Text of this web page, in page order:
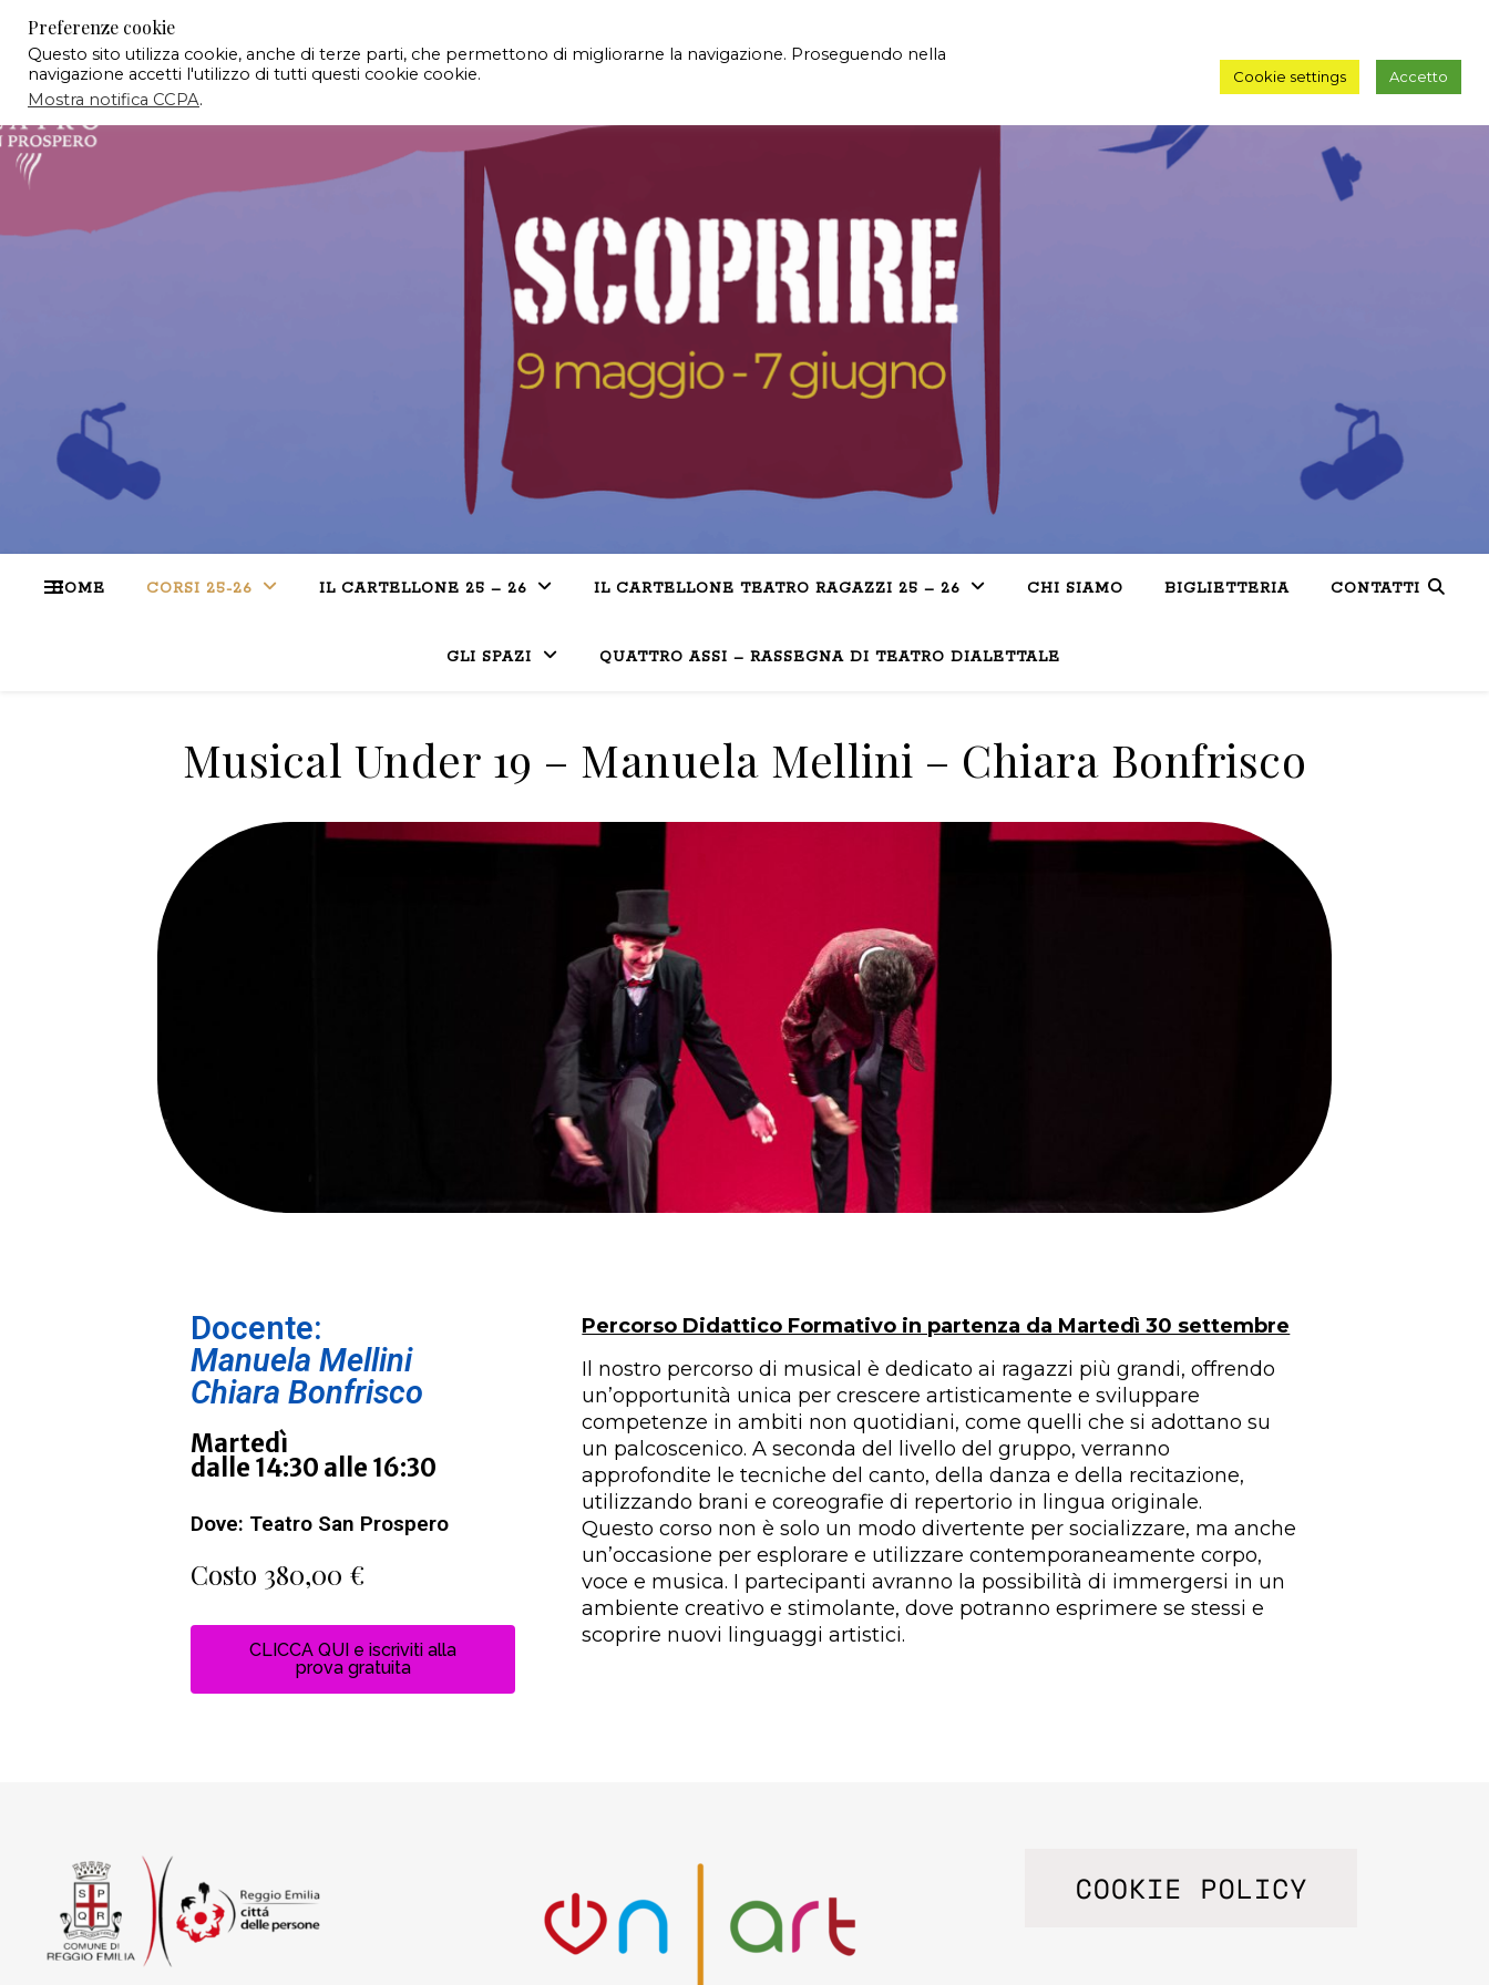
HOME CORSI 25-26 IL CARTELLONE 25 – 26 IL CARTELLONE TEATRO RAGAZZI 25 – 26 CHI SIAMO BIGLIETTERIA CONTATTI
GLI SPAZI QUATTRO ASSI – RASSEGNA DI TEATRO DIALETTALE
Musical Under 19 – Manuela Mellini – Chiara Bonfrisco
Docente:
Manuela Mellini
Chiara Bonfrisco
Martedì
dalle 14:30 alle 16:30
Dove: Teatro San Prospero
Costo 380,00 €
CLICCA QUI e iscriviti alla
prova gratuita
Percorso Didattico Formativo in partenza da Martedì 30 settembre
Il nostro percorso di musical è dedicato ai ragazzi più grandi, offrendo
un’opportunità unica per crescere artisticamente e sviluppare
competenze in ambiti non quotidiani, come quelli che si adottano su
un palcoscenico. A seconda del livello del gruppo, verranno
approfondite le tecniche del canto, della danza e della recitazione,
utilizzando brani e coreografie di repertorio in lingua originale.
Questo corso non è solo un modo divertente per socializzare, ma anche
un’occasione per esplorare e utilizzare contemporaneamente corpo,
voce e musica. I partecipanti avranno la possibilità di immergersi in un
ambiente creativo e stimolante, dove potranno esprimere se stessi e
scoprire nuovi linguaggi artistici.
Preferenze cookie
Questo sito utilizza cookie, anche di terze parti, che permettono di migliorarne la navigazione. Proseguendo nella
navigazione accetti l'utilizzo di tutti questi cookie cookie.
Mostra notifica CCPA.
Cookie settings Accetto